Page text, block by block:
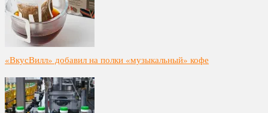
«ВкусВилл» добавил на полки «музыкальный» кофе